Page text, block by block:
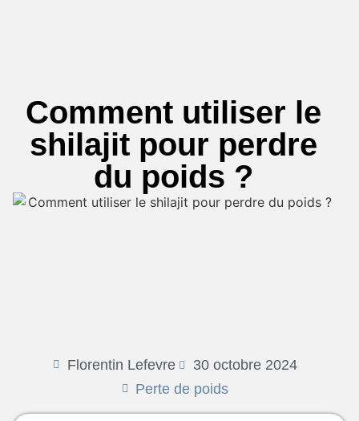
Comment utiliser le
shilajit pour perdre
du poids ?
Florentin Lefevre
30 octobre 2024
Perte de poids